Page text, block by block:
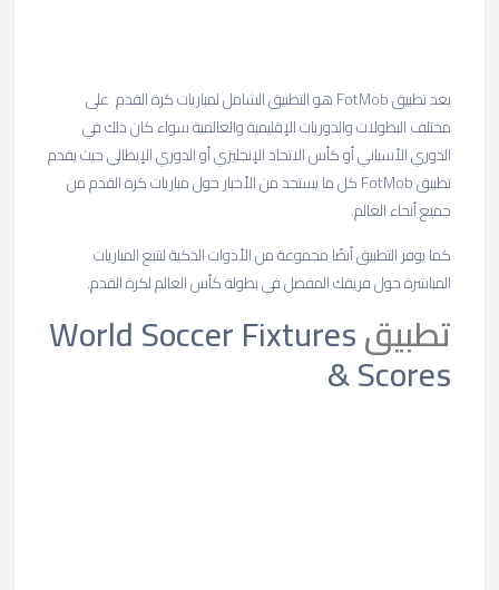
يعد تطبيق FotMob هو التطبيق الشامل لمباريات كرة القدم على
مختلف البطولات والدوريات الإقليمية والعالمية سواء كان ذلك في
الدوري الأسباني أو كأس الاتحاد الإنجليزي أو الدوري الإيطالي حيث يقدم
تطبيق FotMob كل ما يستجد من الأخبار حول مباريات كرة القدم من
جميع أنحاء العالم.
كما يوفر التطبيق أيضًا مجموعة من الأدوات الذكية لتتبع المباريات
المباشرة حول فريقك المفضل في بطولة كأس العالم لكرة القدم.
تطبيقWorld Soccer Fixtures
& Scores